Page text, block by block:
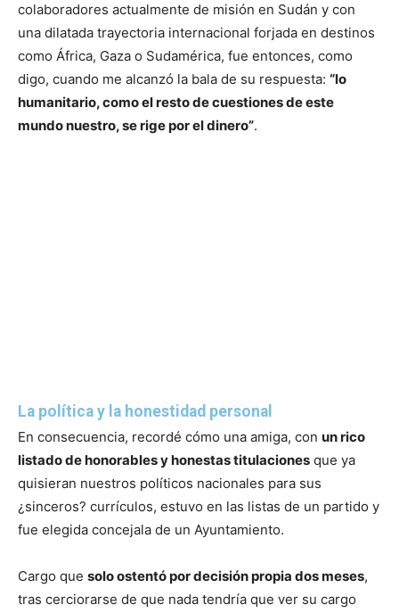
colaboradores actualmente de misión en Sudán y con
una dilatada trayectoria internacional forjada en destinos
como África, Gaza o Sudamérica, fue entonces, como
digo, cuando me alcanzó la bala de su respuesta: “lo
humanitario, como el resto de cuestiones de este
mundo nuestro, se rige por el dinero”.
La política y la honestidad personal
En consecuencia, recordé cómo una amiga, con un rico
listado de honorables y honestas titulaciones que ya
quisieran nuestros políticos nacionales para sus
¿sinceros? currículos, estuvo en las listas de un partido y
fue elegida concejala de un Ayuntamiento.
Cargo que solo ostentó por decisión propia dos meses,
tras cerciorarse de que nada tendría que ver su cargo